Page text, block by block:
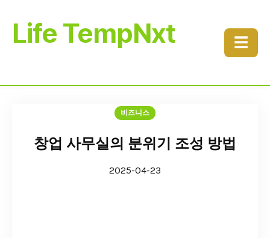
Life TempNxt ☰
비즈니스
창업 사무실의 분위기 조성 방법
2025-04-23